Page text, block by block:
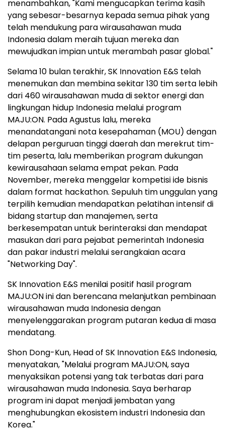
menambahkan, "Kami mengucapkan terima kasih
yang sebesar-besarnya kepada semua pihak yang
telah mendukung para wirausahawan muda
Indonesia dalam meraih tujuan mereka dan
mewujudkan impian untuk merambah pasar global."
Selama 10 bulan terakhir, SK Innovation E&S telah
menemukan dan membina sekitar 130 tim serta lebih
dari 460 wirausahawan muda di sektor energi dan
lingkungan hidup Indonesia melalui program
MAJU:ON. Pada Agustus lalu, mereka
menandatangani nota kesepahaman (MOU) dengan
delapan perguruan tinggi daerah dan merekrut tim-
tim peserta, lalu memberikan program dukungan
kewirausahaan selama empat pekan. Pada
November, mereka menggelar kompetisi ide bisnis
dalam format hackathon. Sepuluh tim unggulan yang
terpilih kemudian mendapatkan pelatihan intensif di
bidang startup dan manajemen, serta
berkesempatan untuk berinteraksi dan mendapat
masukan dari para pejabat pemerintah Indonesia
dan pakar industri melalui serangkaian acara
"Networking Day".
SK Innovation E&S menilai positif hasil program
MAJU:ON ini dan berencana melanjutkan pembinaan
wirausahawan muda Indonesia dengan
menyelenggarakan program putaran kedua di masa
mendatang.
Shon Dong-Kun, Head of SK Innovation E&S Indonesia,
menyatakan, "Melalui program MAJU:ON, saya
menyaksikan potensi yang tak terbatas dari para
wirausahawan muda Indonesia. Saya berharap
program ini dapat menjadi jembatan yang
menghubungkan ekosistem industri Indonesia dan
Korea."